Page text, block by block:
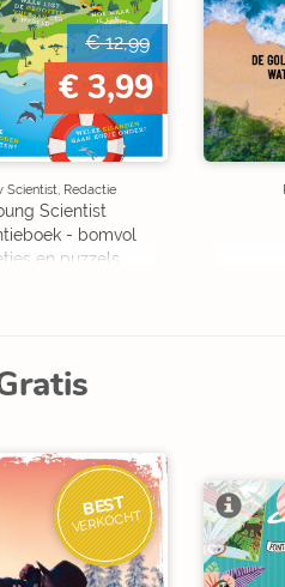
€ 12,99
€ 3,99
Scientist, Redactie
Scientist
- bomvol
en puzzels
BEST
VERKOCHT